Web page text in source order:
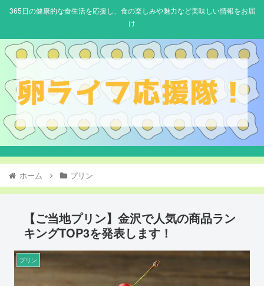
365日の健康的な食生活を応援し、食の楽しみや魅力など美味しい情報をお届
け
ホーム プリン
【ご当地プリン】金沢で人気の商品ラン
キングTOP3を発表します！
プリン